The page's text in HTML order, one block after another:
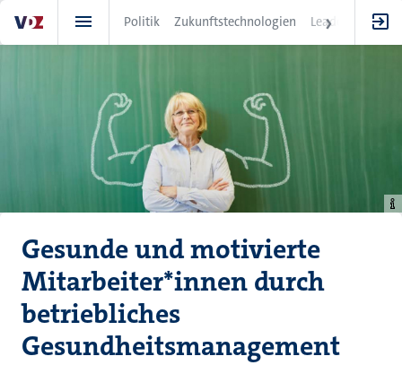
zum
Inhalt
Politik Zukunftstechnologien Leadership
Gesunde und motivierte
Mitarbeiter*innen durch
betriebliches
Gesundheitsmanagement